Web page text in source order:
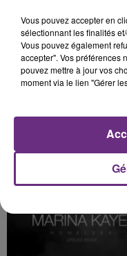
Stupid Song
Vous pouvez accepter en
sélectionnant les finalités
Vous pouvez également
accepter". Vos préférences
pouvez mettre à jour vos
moment via le lien "Gérer